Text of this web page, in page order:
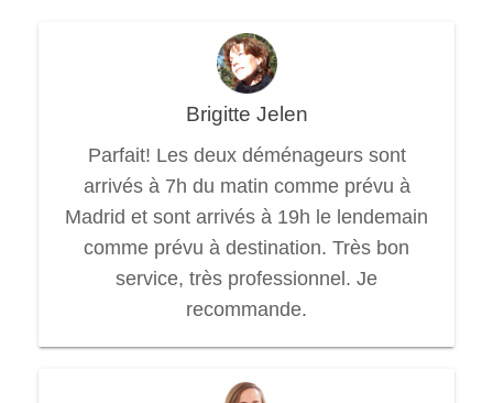
Brigitte Jelen
Parfait! Les deux déménageurs sont
arrivés à 7h du matin comme prévu à
Madrid et sont arrivés à 19h le lendemain
comme prévu à destination. Très bon
service, très professionnel. Je
recommande.